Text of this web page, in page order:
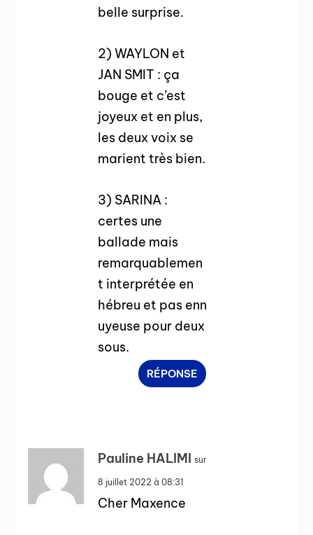
belle surprise.
2) WAYLON et
JAN SMIT : ça
bouge et c’est
joyeux et en plus,
les deux voix se
marient très bien.
3) SARINA :
certes une
ballade mais
remarquablemen
t interprétée en
hébreu et pas enn
uyeuse pour deux
sous.
RÉPONSE
Pauline HALIMI sur
8 juillet 2022 à 08:31
Cher Maxence